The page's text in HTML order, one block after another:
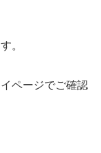
。
ページでご確認